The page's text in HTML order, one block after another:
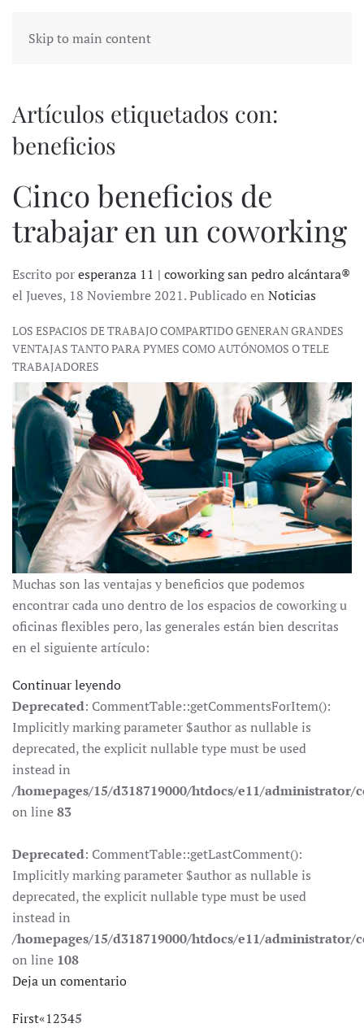
Skip to main content
Artículos etiquetados con:
beneficios
Cinco beneficios de
trabajar en un coworking
Escrito poresperanza 11 | coworking san pedro alcántara®
el Jueves, 18 Noviembre 2021. Publicado en Noticias
LOS ESPACIOS DE TRABAJO COMPARTIDO GENERAN GRANDES
VENTAJAS TANTO PARA PYMES COMO AUTÓNOMOS O TELE
TRABAJADORES
Muchas son las ventajas y beneficios que podemos
encontrar cada uno dentro de los espacios de coworking u
oficinas flexibles pero, las generales están bien descritas
en el siguiente artículo:
Continuar leyendo
Deprecated: CommentTable::getCommentsForItem():
Implicitly marking parameter $author as nullable is
deprecated, the explicit nullable type must be used
instead in
/homepages/15/d318719000/htdocs/e11/
on line83
Deprecated: CommentTable::getLastComment():
Implicitly marking parameter $author as nullable is
deprecated, the explicit nullable type must be used
instead in
/homepages/15/d318719000/htdocs/e11/
on line 108
Deja un comentario
First«12345